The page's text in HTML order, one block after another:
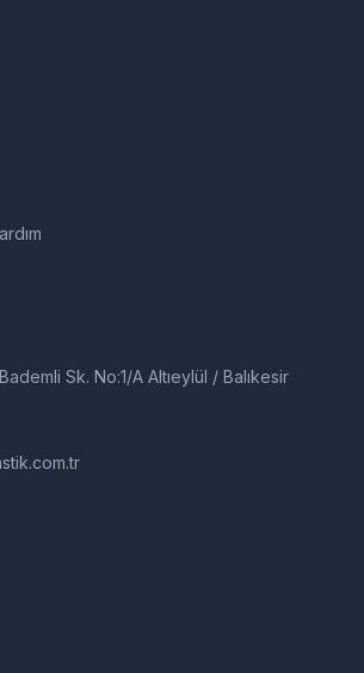
Sk. No:1/A Altıeylül / Balıkesir